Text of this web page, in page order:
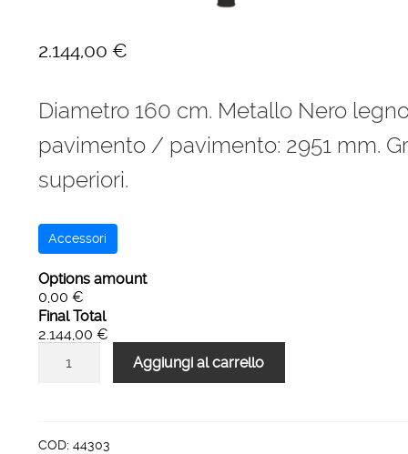
2.144,00 €
Diametro 160 cm. Metallo Nero
pavimento / pavimento: 2951 mm.
superiori.
Accessori
Options amount
0,00 €
Final Total
2.144,00 €
cm
Aggiungi al carrello
COD: 44303